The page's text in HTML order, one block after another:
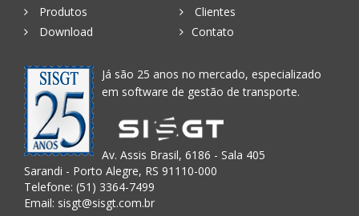
Produtos
Clientes
Download
Contato
Já são 25 anos no mercado, especializado
em software de gestão de transporte.
Av. Assis Brasil, 6186 - Sala 405
Sarandi - Porto Alegre, RS 91110-000
Telefone: (51) 3364-7499
Email: sisgt@sisgt.com.br